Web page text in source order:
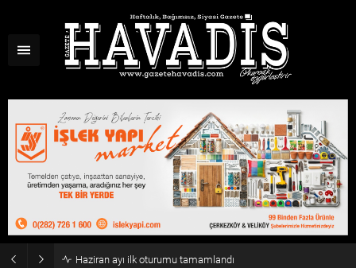
Haziran ayı ilk oturumu tamamlandı